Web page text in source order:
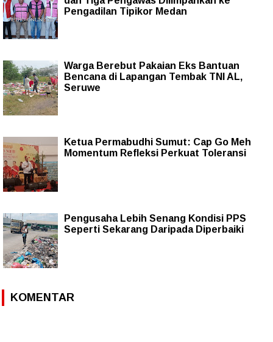
Pengadilan Tipikor Medan
Warga Berebut Pakaian Eks Bantuan
Bencana di Lapangan Tembak TNI AL,
Seruwe
Ketua Permabudhi Sumut: Cap Go Meh
Momentum Refleksi Perkuat Toleransi
Pengusaha Lebih Senang Kondisi PPS
Seperti Sekarang Daripada Diperbaiki
KOMENTAR